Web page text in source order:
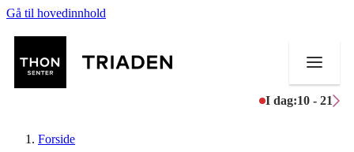
Gå til hovedinnhold
I dag:10 - 21
Forside